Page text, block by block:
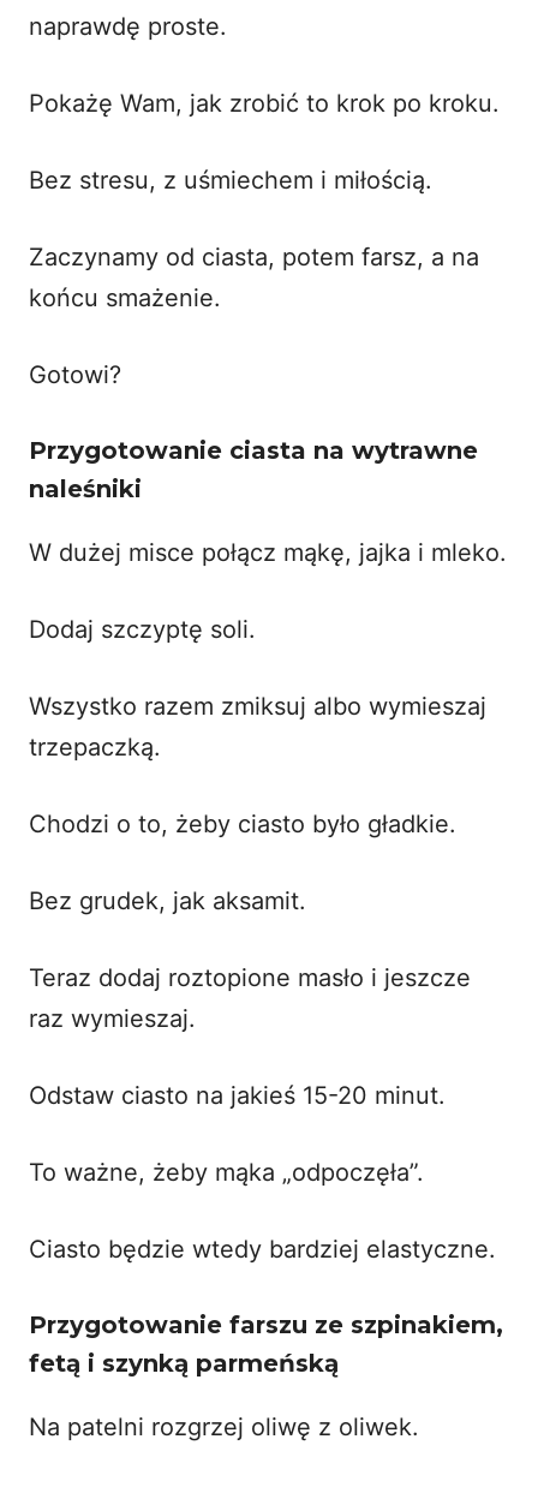
naprawdę proste.
Pokażę Wam, jak zrobić to krok po kroku.
Bez stresu, z uśmiechem i miłością.
Zaczynamy od ciasta, potem farsz, a na
końcu smażenie.
Gotowi?
Przygotowanie ciasta na wytrawne
naleśniki
W dużej misce połącz mąkę, jajka i mleko.
Dodaj szczyptę soli.
Wszystko razem zmiksuj albo wymieszaj
trzepaczką.
Chodzi o to, żeby ciasto było gładkie.
Bez grudek, jak aksamit.
Teraz dodaj roztopione masło i jeszcze
raz wymieszaj.
Odstaw ciasto na jakieś 15-20 minut.
To ważne, żeby mąka „odpoczęła”.
Ciasto będzie wtedy bardziej elastyczne.
Przygotowanie farszu ze szpinakiem,
fetą i szynką parmeńską
Na patelni rozgrzej oliwę z oliwek.